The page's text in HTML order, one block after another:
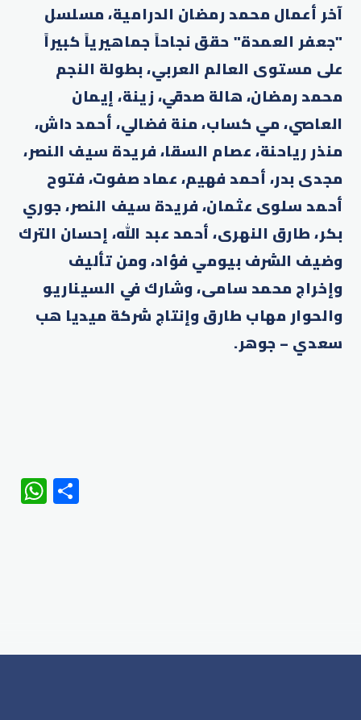
آخر أعمال محمد رمضان الدرامية، مسلسل
"جعفر العمدة" حقق نجاحاً جماهيرياً كبيراً
على مستوى العالم العربي، بطولة النجم
محمد رمضان، هالة صدقي، زينة، إيمان
العاصي، مي كساب، منة فضالي، أحمد داش،
منذر رياحنة، عصام السقا، فريدة سيف النصر،
مجدى بدر، أحمد فهيم، عماد صفوت، فتوح
أحمد سلوى عثمان، فريدة سيف النصر، جوري
بكر، طارق النهرى، أحمد عبد الله، إحسان الترك
وضيف الشرف بيومي فؤاد، ومن تأليف
وإخراج محمد سامى، وشارك في السيناريو
والحوار مهاب طارق وإنتاج شركة ميديا هب
سعدي – جوهر.
WhatsApp